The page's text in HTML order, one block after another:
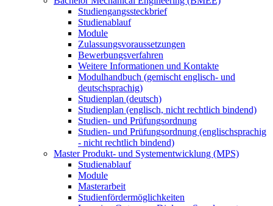
Studiengangssteckbrief
Studienablauf
Module
Zulassungsvoraussetzungen
Bewerbungsverfahren
Weitere Informationen und Kontakte
Modulhandbuch (gemischt englisch- und
deutschsprachig)
Studienplan (deutsch)
Studienplan (englisch, nicht rechtlich bindend)
Studien- und Prüfungsordnung
Studien- und Prüfungsordnung (englischsprachig
- nicht rechtlich bindend)
Master Produkt- und Systementwicklung (MPS)
Studienablauf
Module
Masterarbeit
Studienfördermöglichkeiten